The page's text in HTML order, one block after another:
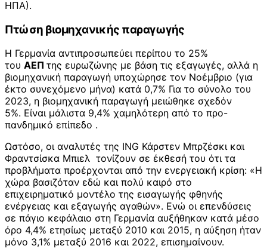
ΗΠΑ).
Πτώση βιομηχανικής παραγωγής
Η Γερμανία αντιπροσωπεύει περίπου το 25%
του ΑΕΠ της ευρωζώνης με βάση τις εξαγωγές, αλλά η
βιομηχανική παραγωγή υποχώρησε τον Νοέμβριο (για
έκτο συνεχόμενο μήνα) κατά 0,7% Για το σύνολο του
2023, η βιομηχανική παραγωγή μειώθηκε σχεδόν
5%. Είναι μάλιστα 9,4% χαμηλότερη από το προ-
πανδημικό επίπεδο .
Ωστόσο, οι αναλυτές της ING Κάρστεν Μπρζέσκι και
Φραντσίσκα Μπιελ τονίζουν σε έκθεσή του ότι τα
προβλήματα προέρχονται από την ενεργειακή κρίση: «Η
χώρα βασιζόταν εδώ και πολύ καιρό στο
επιχειρηματικό μοντέλο της εισαγωγής φθηνής
ενέργειας και εξαγωγής αγαθών». Ενώ οι επενδύσεις
σε πάγιο κεφάλαιο στη Γερμανία αυξήθηκαν κατά μέσο
όρο 4,4% ετησίως μεταξύ 2010 και 2015, η αύξηση ήταν
μόνο 3,1% μεταξύ 2016 και 2022, επισημαίνουν.